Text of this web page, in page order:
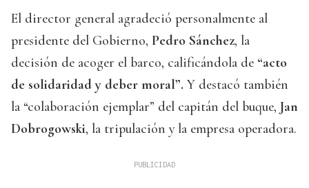
El director general agradeció personalmente al
presidente del Gobierno, Pedro Sánchez, la
decisión de acoger el barco, calificándola de “acto
de solidaridad y deber moral”. Y destacó también
la “colaboración ejemplar” del capitán del buque, Jan
Dobrogowski, la tripulación y la empresa operadora.